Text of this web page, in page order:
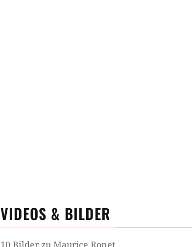
VIDEOS & BILDER
10 Bilder zu Maurice Ronet